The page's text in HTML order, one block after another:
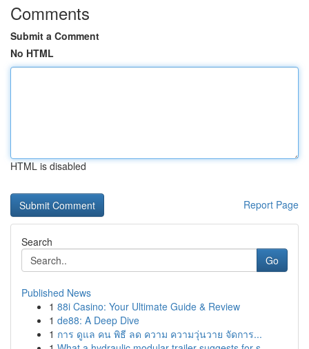
Comments
Submit a Comment
No HTML
HTML is disabled
Report Page
Search
Go
Published News
1 88i Casino: Your Ultimate Guide & Review
1 de88: A Deep Dive
1 การ ดูแล คน พิธี ลด ความ ความวุ่นวาย จัดการ...